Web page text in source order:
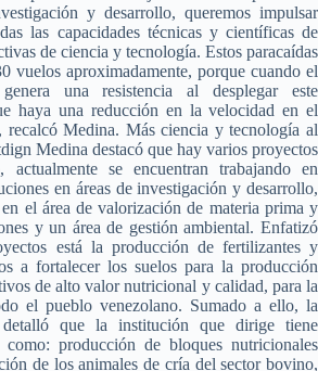
y desarrollo, queremos impulsar
las capacidades técnicas y científicas de
de ciencia y tecnología. Estos paracaídas
vuelos aproximadamente, porque cuando el
una resistencia al desplegar este
haya una reducción en la velocidad en el
recalcó Medina. Más ciencia y tecnología al
Medina destacó que hay varios proyectos
actualmente se encuentran trabajando en
en áreas de investigación y desarrollo,
el área de valorización de materia prima y
y un área de gestión ambiental. Enfatizó
está la producción de fertilizantes y
a fortalecer los suelos para la producción
de alto valor nutricional y calidad, para la
el pueblo venezolano. Sumado a ello, la
que la institución que dirige tiene
producción de bloques nutricionales
de los animales de cría del sector bovino,